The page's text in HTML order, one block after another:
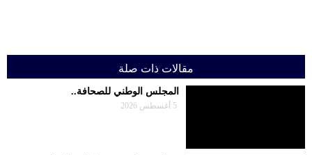
مقالات ذات صلة
المجلس الوطني للصحافة..
5 أغسطس 2026